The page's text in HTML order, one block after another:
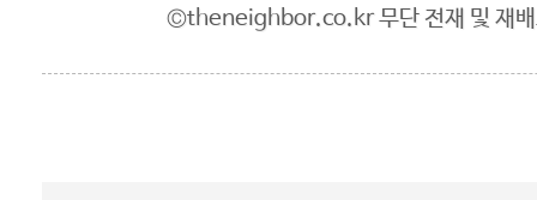
©theneighbor.co.kr 무단 전재 및 재배